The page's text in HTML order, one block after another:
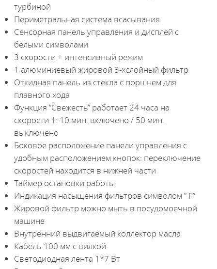
турбиной
Периметральная система всасывания
Сенсорная панель управления и дисплей с
белыми символами
3 скорости + интенсивный режим
1 алюминиевый жировой 3-хслойный фильтр
Откидная панель из стекла с поршнем для
плавного хода
Функция ”Свежесть” работает 24 часа на
скорости 1: 10 мин. включено / 50 мин.
выключено
Боковое расположение панели управления с
удобным расположением кнопок: переключение
скоростей находится в нижней части
Таймер остановки работы
Индикация насыщения фильтров символом ” F”
Жировой фильтр можно мыть в посудомоечной
машине
Внутренний выдвигаемый коллектор масла
Кабель 100 мм с вилкой
Светодиодная лента 1*7 Вт